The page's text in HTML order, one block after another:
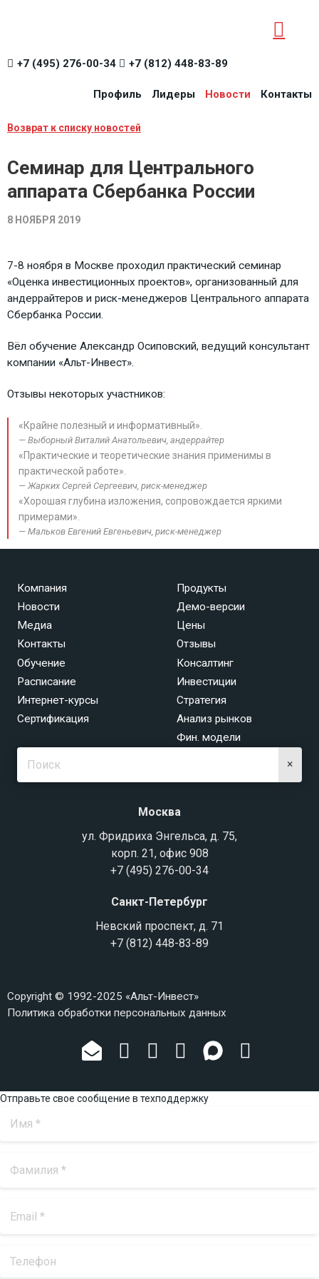
+7 (495) 276-00-34 +7 (812) 448-83-89
Профиль Лидеры Новости Контакты
Возврат к списку новостей
Семинар для Центрального
аппарата Сбербанка России
8 НОЯБРЯ 2019
7-8 ноября в Москве проходил практический семинар
«Оценка инвестиционных проектов», организованный для
андеррайтеров и риск-менеджеров Центрального аппарата
Сбербанка России.
Вёл обучение Александр Осиповский, ведущий консультант
компании «Альт-Инвест».
Отзывы некоторых участников:
«Крайне полезный и информативный».
Выборный Виталий Анатольевич, андеррайтер
«Практические и теоретические знания применимы в
практической работе».
Жарких Сергей Сергеевич, риск-менеджер
«Хорошая глубина изложения, сопровождается яркими
примерами».
Мальков Евгений Евгеньевич, риск-менеджер
Компания
Новости
Медиа
Контакты
Продукты
Демо-версии
Цены
Отзывы
Обучение
Расписание
Интернет-курсы
Сертификация
Консалтинг
Инвестиции
Стратегия
Анализ рынков
Фин. модели
×
Москва
ул. Фридриха Энгельса, д. 75,
корп. 21, офис 908
+7 (495) 276-00-34
Санкт-Петербург
Невский проспект, д. 71
+7 (812) 448-83-89
Copyright © 1992-2025 «Альт-Инвест»
Политика обработки персональных данных
Отправьте свое сообщение в техподдержку